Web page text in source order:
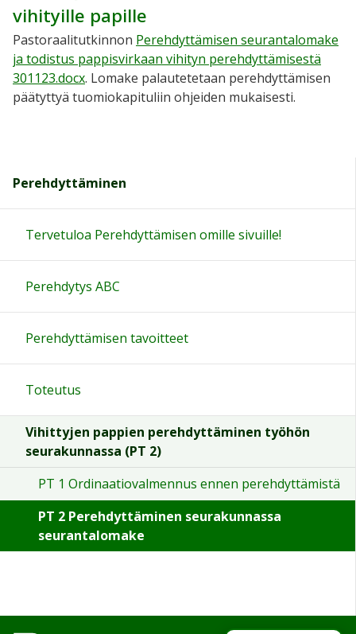
vihityille papille
Pastoraalitutkinnon Perehdyttämisen seurantalomake
ja todistus pappisvirkaan vihityn perehdyttämisestä
301123.docx. Lomake palautetetaan perehdyttämisen
päätyttyä tuomiokapituliin ohjeiden mukaisesti.
Perehdyttäminen
Tervetuloa Perehdyttämisen omille sivuille!
Perehdytys ABC
Perehdyttämisen tavoitteet
Toteutus
Vihittyjen pappien perehdyttäminen työhön
seurakunnassa (PT 2)
PT 1 Ordinaatiovalmennus ennen perehdyttämistä
PT 2 Perehdyttäminen seurakunnassa
seurantalomake